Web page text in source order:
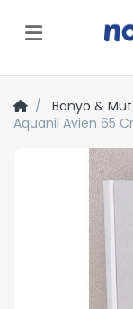
Menü
Banyo &
Aquanil Avien 65